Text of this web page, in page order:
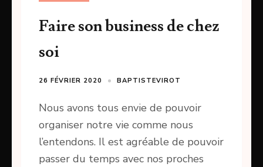
Faire son business de chez
soi
26 FÉVRIER 2020 BAPTISTEVIROT
Nous avons tous envie de pouvoir
organiser notre vie comme nous
l’entendons. Il est agréable de pouvoir
passer du temps avec nos proches